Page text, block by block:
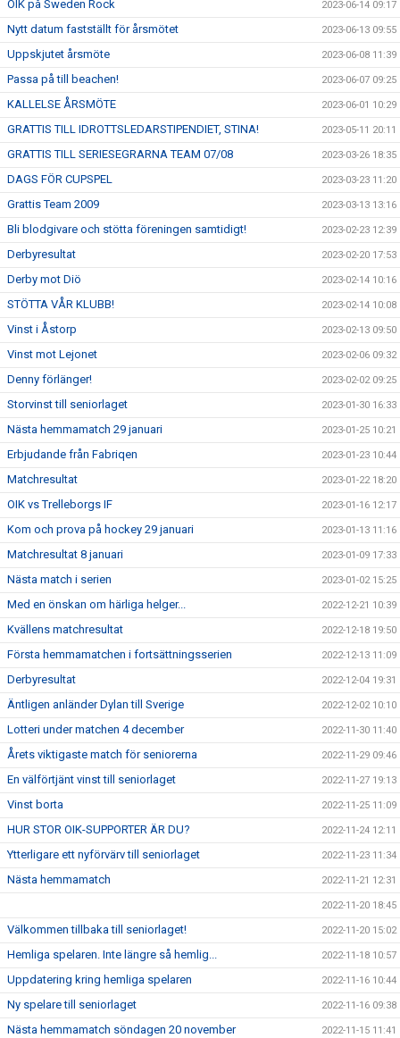
OIK på Sweden Rock 2023-06-14 09:17
Nytt datum fastställt för årsmötet 2023-06-13 09:55
Uppskjutet årsmöte 2023-06-08 11:39
Passa på till beachen! 2023-06-07 09:25
KALLELSE ÅRSMÖTE 2023-06-01 10:29
GRATTIS TILL IDROTTSLEDARSTIPENDIET, STINA! 2023-05-11 20:11
GRATTIS TILL SERIESEGRARNA TEAM 07/08 2023-03-26 18:35
DAGS FÖR CUPSPEL 2023-03-23 11:20
Grattis Team 2009 2023-03-13 13:16
Bli blodgivare och stötta föreningen samtidigt! 2023-02-23 12:39
Derbyresultat 2023-02-20 17:53
Derby mot Diö 2023-02-14 10:16
STÖTTA VÅR KLUBB! 2023-02-14 10:08
Vinst i Åstorp 2023-02-13 09:50
Vinst mot Lejonet 2023-02-06 09:32
Denny förlänger! 2023-02-02 09:25
Storvinst till seniorlaget 2023-01-30 16:33
Nästa hemmamatch 29 januari 2023-01-25 10:21
Erbjudande från Fabriqen 2023-01-23 10:44
Matchresultat 2023-01-22 18:20
OIK vs Trelleborgs IF 2023-01-16 12:17
Kom och prova på hockey 29 januari 2023-01-13 11:16
Matchresultat 8 januari 2023-01-09 17:33
Nästa match i serien 2023-01-02 15:25
Med en önskan om härliga helger... 2022-12-21 10:39
Kvällens matchresultat 2022-12-18 19:50
Första hemmamatchen i fortsättningsserien 2022-12-13 11:09
Derbyresultat 2022-12-04 19:31
Äntligen anländer Dylan till Sverige 2022-12-02 10:10
Lotteri under matchen 4 december 2022-11-30 11:40
Årets viktigaste match för seniorerna 2022-11-29 09:46
En välförtjänt vinst till seniorlaget 2022-11-27 19:13
Vinst borta 2022-11-25 11:09
HUR STOR OIK-SUPPORTER ÄR DU? 2022-11-24 12:11
Ytterligare ett nyförvärv till seniorlaget 2022-11-23 11:34
Nästa hemmamatch 2022-11-21 12:31
2022-11-20 18:45
Välkommen tillbaka till seniorlaget! 2022-11-20 15:02
Hemliga spelaren. Inte längre så hemlig... 2022-11-18 10:57
Uppdatering kring hemliga spelaren 2022-11-16 10:44
Ny spelare till seniorlaget 2022-11-16 09:38
Nästa hemmamatch söndagen 20 november 2022-11-15 11:41